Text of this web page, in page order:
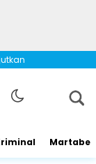
Martabe